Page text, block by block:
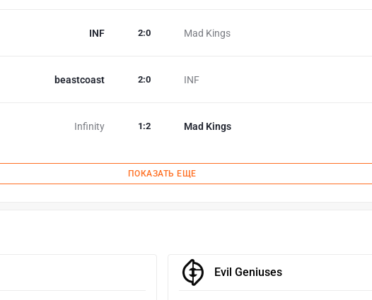
INF Mad Kings
2:0
beastcoast INF
2:0
Infinity Mad Kings
1 :2
ПОКАЗАТЬ ЕЩЕ
Evil Geniuses